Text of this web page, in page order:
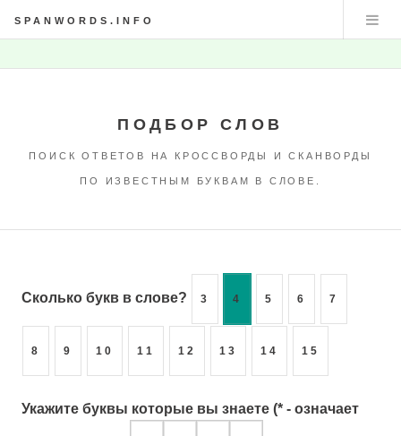
SPANWORDS.INFO
ПОДБОР СЛОВ
ПОИСК ОТВЕТОВ НА КРОССВОРДЫ И СКАНВОРДЫ
ПО ИЗВЕСТНЫМ БУКВАМ В СЛОВЕ.
Сколько букв в слове? 3 4 5 6 7
8 9 10 11 12 13 14 15
Укажите буквы которые вы знаете (* - означает